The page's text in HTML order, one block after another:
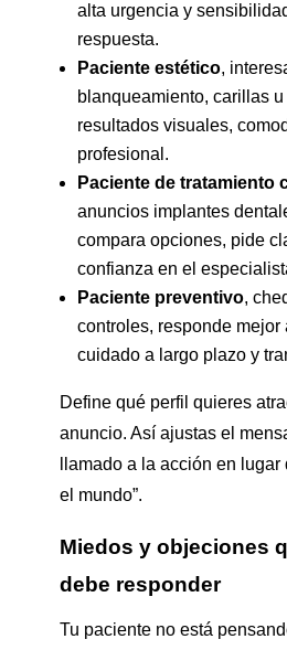
alta urgencia y
respuesta.
Paciente estético,
blanqueamiento, carillas
resultados visuales,
profesional.
Paciente de tratamiento
anuncios implantes
compara opciones, pide
confianza en el
Paciente preventivo,
controles, responde mejor
cuidado a largo plazo y
Define qué perfil quieres
anuncio. Así ajustas el
llamado a la acción en
el mundo”.
Miedos y objeciones
debe responder
Tu paciente no está